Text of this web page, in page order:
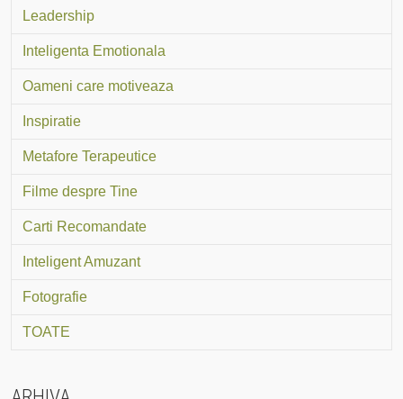
Leadership
Inteligenta Emotionala
Oameni care motiveaza
Inspiratie
Metafore Terapeutice
Filme despre Tine
Carti Recomandate
Inteligent Amuzant
Fotografie
TOATE